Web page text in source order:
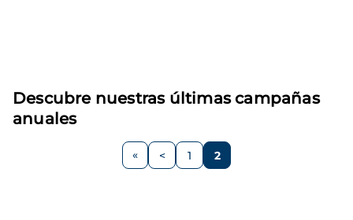
Descubre nuestras últimas campañas
anuales
Página
< Página
1 Página
2